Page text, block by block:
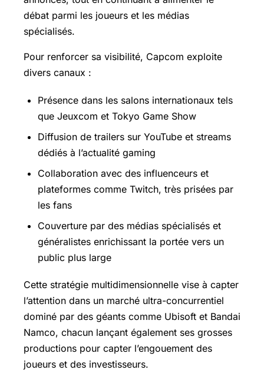
débat parmi les joueurs et les médias
spécialisés.
Pour renforcer sa visibilité, Capcom exploite
divers canaux :
Présence dans les salons internationaux tels
que Jeuxcom et Tokyo Game Show
Diffusion de trailers sur YouTube et streams
dédiés à l’actualité gaming
Collaboration avec des influenceurs et
plateformes comme Twitch, très prisées par
les fans
Couverture par des médias spécialisés et
généralistes enrichissant la portée vers un
public plus large
Cette stratégie multidimensionnelle vise à capter
l’attention dans un marché ultra-concurrentiel
dominé par des géants comme Ubisoft et Bandai
Namco, chacun lançant également ses grosses
productions pour capter l’engouement des
joueurs et des investisseurs.